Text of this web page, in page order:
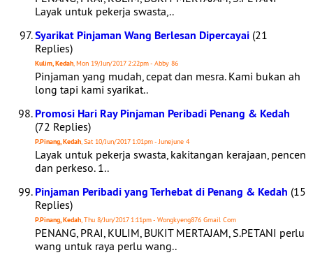
Layak untuk pekerja swasta,..
Syarikat Pinjaman Wang Berlesan Dipercayai (21
Replies)
Kulim, Kedah, Mon 19/Jun/2017 2:22pm - Abby 86
Pinjaman yang mudah, cepat dan mesra. Kami bukan ah
long tapi kami syarikat..
Promosi Hari Ray Pinjaman Peribadi Penang & Kedah
(72 Replies)
P.Pinang, Kedah, Sat 10/Jun/2017 1:01pm - Junejune 4
Layak untuk pekerja swasta, kakitangan kerajaan, pencen
dan perkeso. 1..
Pinjaman Peribadi yang Terhebat di Penang & Kedah (15
Replies)
P.Pinang, Kedah, Thu 8/Jun/2017 1:11pm - Wongkyeng876 Gmail Com
PENANG, PRAI, KULIM, BUKIT MERTAJAM, S.PETANI perlu
wang untuk raya perlu wang..